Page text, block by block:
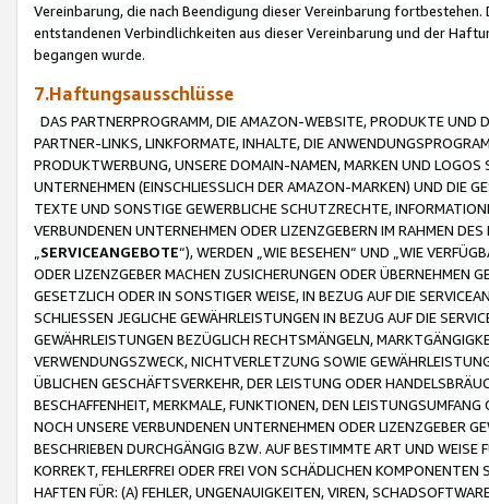
Vereinbarung, die nach Beendigung dieser Vereinbarung
entstandenen Verbindlichkeiten aus dieser Vereinbarung und der
begangen wurde.
7.Haftungsausschlüsse
DAS PARTNERPROGRAMM, DIE AMAZON-WEBSITE, PRODUKTE UND
PARTNER-LINKS, LINKFORMATE, INHALTE, DIE
PRODUKTWERBUNG, UNSERE DOMAIN-NAMEN, MARKEN UND
UNTERNEHMEN (EINSCHLIESSLICH DER AMAZON-MARKEN) UND DIE
TEXTE UND SONSTIGE GEWERBLICHE SCHUTZRECHTE,
VERBUNDENEN UNTERNEHMEN ODER LIZENZGEBERN IM RAHMEN
SERVICEANGEBOTE“), WERDEN „WIE BESEHEN“ UND „WIE
ODER LIZENZGEBER MACHEN ZUSICHERUNGEN ODER ÜBERNEHMEN
GESETZLICH ODER IN SONSTIGER WEISE, IN BEZUG AUF DIE
SCHLIESSEN JEGLICHE GEWÄHRLEISTUNGEN IN BEZUG AUF DIE
GEWÄHRLEISTUNGEN BEZÜGLICH RECHTSMÄNGELN,
VERWENDUNGSZWECK, NICHTVERLETZUNG SOWIE
ÜBLICHEN GESCHÄFTSVERKEHR, DER LEISTUNG ODER
BESCHAFFENHEIT, MERKMALE, FUNKTIONEN, DEN
NOCH UNSERE VERBUNDENEN UNTERNEHMEN ODER LIZENZGEBER
BESCHRIEBEN DURCHGÄNGIG BZW. AUF BESTIMMTE ART UND
KORREKT, FEHLERFREI ODER FREI VON SCHÄDLICHEN
HAFTEN FÜR: (A) FEHLER, UNGENAUIGKEITEN, VIREN,